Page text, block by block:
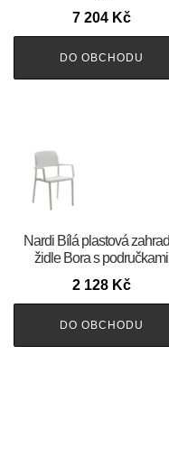
7 204 Kč
DO OBCHODU
Nardi Bílá plastová
židle Bora s područkami
2 128 Kč
DO OBCHODU